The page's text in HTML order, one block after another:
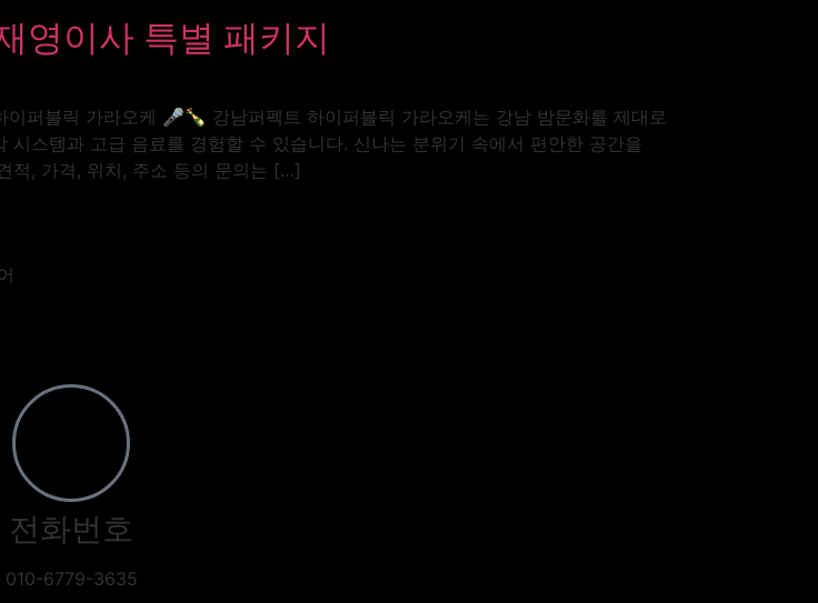
영이사 특별 패키지
퍼블릭 가라오케 🎤🍾 강남퍼펙트 하이퍼블릭 가라오케는 강남 밤문화를 제대로
스템과 고급 음료를 경험할 수 있습니다. 신나는 분위기 속에서 편안한 공간을
적, 가격, 위치, 주소 등의 문의는 […]
전화번호
010-6779-3635